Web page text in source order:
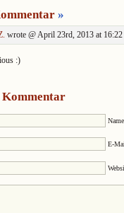
»
wrote @ April 23rd, 2013 at 16:22
:)
E-